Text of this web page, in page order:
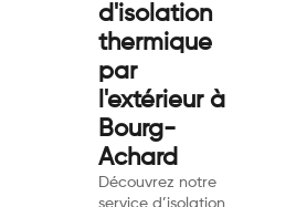
d'isolation
thermique
par
l'extérieur à
Bourg-
Achard
Découvrez notre
service d’isolation